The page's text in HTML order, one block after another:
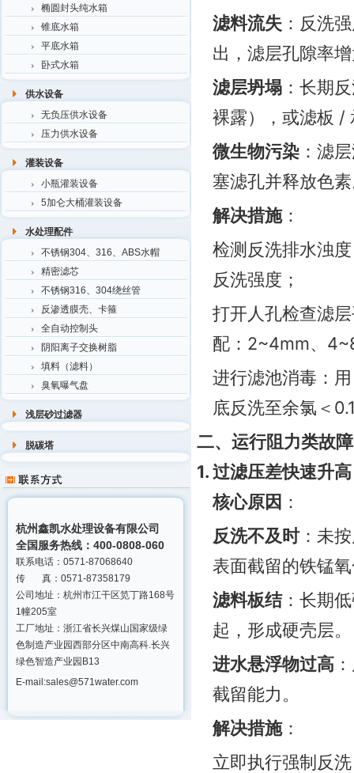
椭圆封头纯水箱
锥底水箱
平底水箱
卧式水箱
供水设备
无负压供水设备
压力供水设备
灌装设备
小瓶灌装设备
5加仑大桶灌装设备
水处理配件
不锈钢304、316、ABS水帽
精密滤芯
不锈钢316、304绕丝管
反渗透膜壳、卡箍
全自动控制头
阴阳离子交换树脂
填料（滤料）
臭氧曝气盘
浅层砂过滤器
脱碳塔
杭州鑫凯水处理设备有限公司
全国服务热线：400-0808-060
联系电话：0571-87068640
传 真：0571-87358179
公司地址：杭州市江干区笕丁路168号
1幢205室
工厂地址：浙江省长兴煤山国家级绿
色制造产业园西部分区中南高科.长兴
绿色智造产业园B13
E-mail:sales@571water.com
滤料流失：反洗
出，滤层孔隙率
滤层坍塌：长期
裸露），或滤板 /
微生物污染：滤
塞滤孔并释放色
解决措施：
检测反洗排水浊
反洗强度；
打开人孔检查滤
配：2~4mm、
进行滤池消毒：
底反洗至余氯＜
二、运行阻力类故障
1. 过滤压差快速升高
核心原因 ：
反洗不及时：未
表面截留的铁锰
滤料板结：长期
起，形成硬壳层。
进水悬浮物过高
截留能力。
解决措施：
立即执行强制反